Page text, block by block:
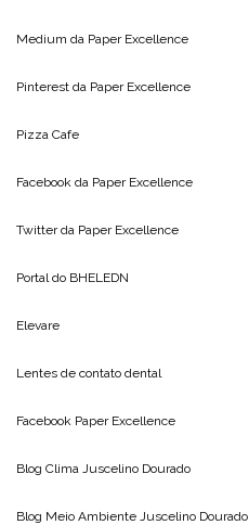
Medium da Paper Excellence
Pinterest da Paper Excellence
Pizza Cafe
Facebook da Paper Excellence
Twitter da Paper Excellence
Portal do BHELEDN
Elevare
Lentes de contato dental
Facebook Paper Excellence
Blog Clima Juscelino Dourado
Blog Meio Ambiente Juscelino Dourado